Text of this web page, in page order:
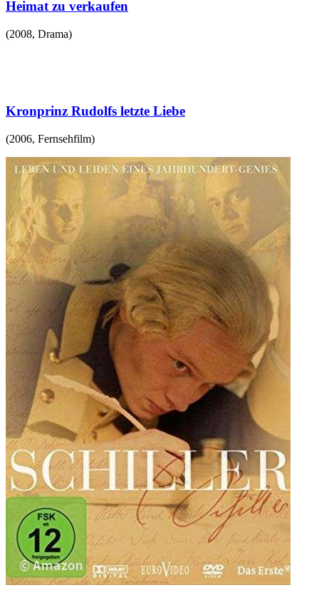
Heimat zu verkaufen
(2008, Drama)
Kronprinz Rudolfs letzte Liebe
(2006, Fernsehfilm)